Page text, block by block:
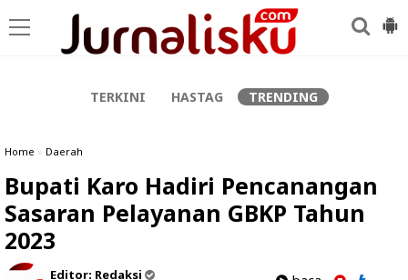
TERKINI HASTAG TRENDING
Home » Daerah
Bupati Karo Hadiri Pencanangan
Sasaran Pelayanan GBKP Tahun
2023
Editor: Redaksi